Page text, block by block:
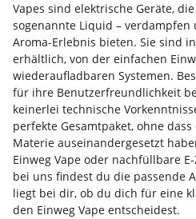
Vapes sind elektrische Geräte,
sogenannte Liquid –
Aroma-Erlebnis bieten. Sie sind
erhältlich, von der einfachen
wiederaufladbaren Systemen.
für ihre Benutzerfreundlichkeit
keinerlei technische
perfekte Gesamtpaket, ohne
Materie auseinandergesetzt
Einweg Vape oder nachfüllbare
bei uns findest du die passende
liegt bei dir, ob du dich für eine
den Einweg Vape entscheidest.